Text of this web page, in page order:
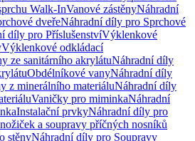
Walk-InVanové zástěnyNáhradní
dveřeNáhradní díly pro Sprchové
díly pro PříslušenstvíVýklenkové
Výklenkové odkládací
ze sanitárního akrylátuNáhradní díly
Obdélníkové vanyNáhradní díly
z minerálního materiáluNáhradní díly
Vaničky pro miminkaNáhradní
Instalační prvkyNáhradní díly pro
a soupravy příčných nosníků
stěnyNáhradní díly pro Soupravy